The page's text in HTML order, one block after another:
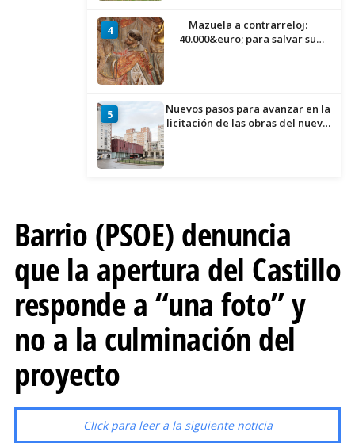
4
Mazuela a contrarreloj:
40.000&euro; para salvar su
5
Nuevos pasos para avanzar en la
licitación de las obras del nuevo
Barrio (PSOE) denuncia
que la apertura del Castillo
responde a “una foto” y
no a la culminación del
proyecto
Click para leer a la siguiente noticia